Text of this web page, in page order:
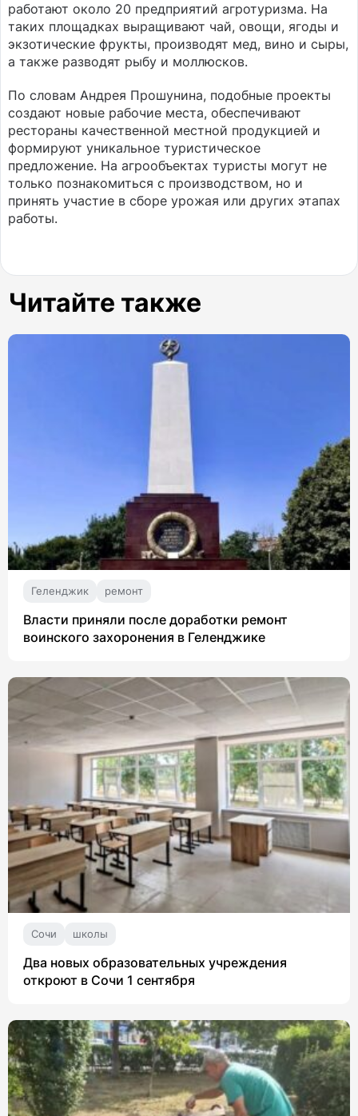
работают около 20 предприятий агротуризма. На
таких площадках выращивают чай, овощи, ягоды и
экзотические фрукты, производят мед, вино и сыры,
а также разводят рыбу и моллюсков.
По словам Андрея Прошунина, подобные проекты
создают новые рабочие места, обеспечивают
рестораны качественной местной продукцией и
формируют уникальное туристическое
предложение. На агрообъектах туристы могут не
только познакомиться с производством, но и
принять участие в сборе урожая или других этапах
работы.
Читайте также
Геленджик ремонт
Власти приняли после доработки ремонт
воинского захоронения в Геленджике
Сочи школы
Два новых образовательных учреждения
откроют в Сочи 1 сентября